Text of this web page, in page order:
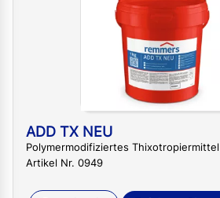
ADD TX NEU
Polymermodifiziertes Thixotropiermittel
Artikel Nr. 0949